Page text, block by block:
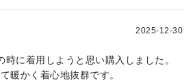
2025-12-30
に着用しようと思い購入しました。
暖かく着心地抜群です。